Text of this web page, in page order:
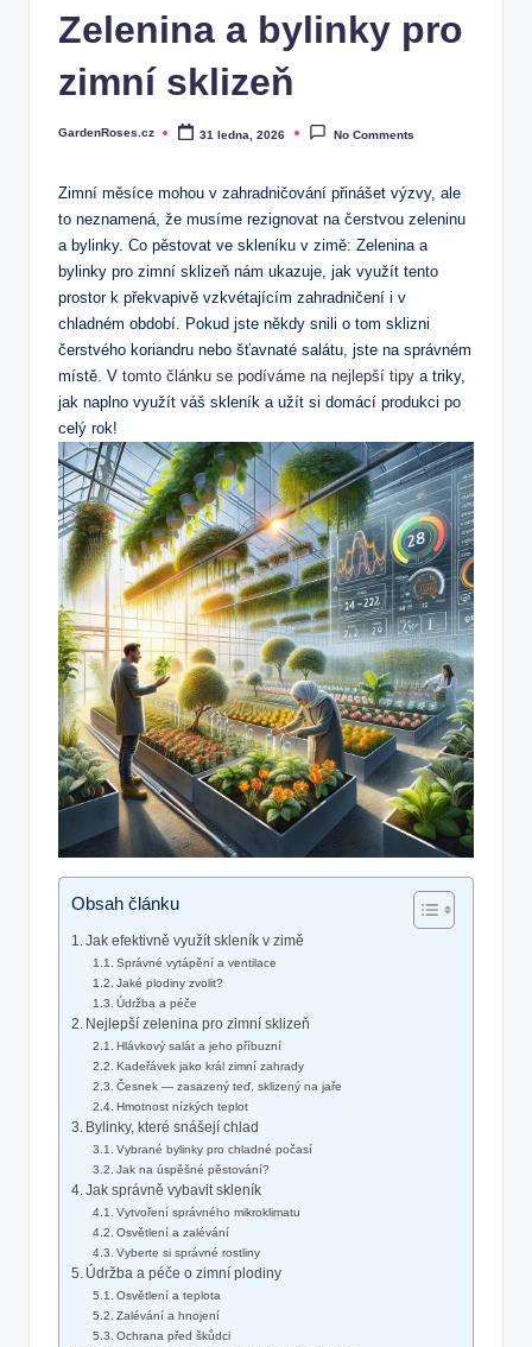
Zelenina a bylinky pro
zimní sklizeň
Posted
GardenRoses.cz 31 ledna, 2026 No Comments
Zimní měsíce mohou v zahradničování přinášet výzvy, ale
to neznamená, že musíme rezignovat na čerstvou zeleninu
a bylinky. Co pěstovat ve skleníku v zimě: Zelenina a
bylinky pro zimní sklizeň nám ukazuje, jak využít tento
prostor k překvapivě vzkvétajícím zahradničení i v
chladném období. Pokud jste někdy snili o tom sklizni
čerstvého koriandru nebo šťavnaté salátu, jste na správném
místě. V tomto článku se podíváme na nejlepší tipy a triky,
jak naplno využít váš skleník a užít si domácí produkci po
celý rok!
Obsah článku
Jak efektivně využít skleník v zimě
Správné vytápění a ventilace
Jaké plodiny zvolit?
Údržba a péče
Nejlepší zelenina pro zimní sklizeň
Hlávkový salát a jeho příbuzní
Kadeřávek jako král zimní zahrady
Česnek — zasazený teď, sklizený na jaře
Hmotnost nízkých teplot
Bylinky, které snášejí chlad
Vybrané bylinky pro chladné počasí
Jak na úspěšné pěstování?
Jak správně vybavit skleník
Vytvoření správného mikroklimatu
Osvětlení a zalévání
Vyberte si správné rostliny
Údržba a péče o zimní plodiny
Osvětlení a teplota
Zalévání a hnojení
Ochrana před škůdci